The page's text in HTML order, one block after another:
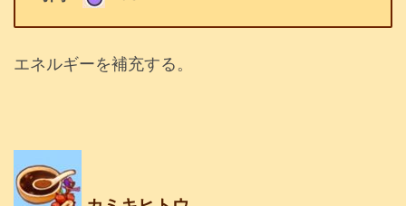
エネルギーを補充する。